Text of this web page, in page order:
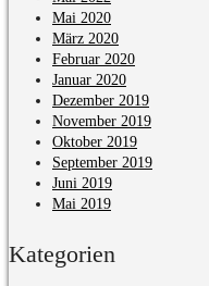
Mai 2020
März 2020
Februar 2020
Januar 2020
Dezember 2019
November 2019
Oktober 2019
September 2019
Juni 2019
Mai 2019
Kategorien